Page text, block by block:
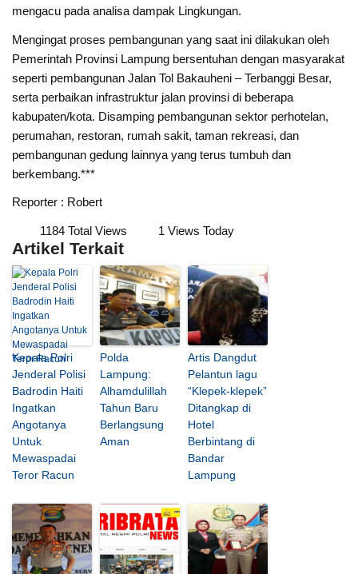
mengacu pada analisa dampak Lingkungan.
Mengingat proses pembangunan yang saat ini dilakukan oleh
Pemerintah Provinsi Lampung bersentuhan dengan masyarakat
seperti pembangunan Jalan Tol Bakauheni – Terbanggi Besar,
serta perbaikan infrastruktur jalan provinsi di beberapa
kabupaten/kota. Disamping pembangunan sektor perhotelan,
perumahan, restoran, rumah sakit, taman rekreasi, dan
pembangunan gedung lainnya yang terus tumbuh dan
berkembang.***
Reporter : Robert
1184 Total Views 1 Views Today
Artikel Terkait
Kepala Polri
Jenderal Polisi
Badrodin Haiti
Ingatkan
Angotanya
Untuk
Mewaspadai
Teror Racun
Polda
Lampung:
Alhamdulillah
Tahun Baru
Berlangsung
Aman
Artis Dangdut
Pelantun lagu
“Klepek-klepek”
Ditangkap di
Hotel
Berbintang di
Bandar
Lampung